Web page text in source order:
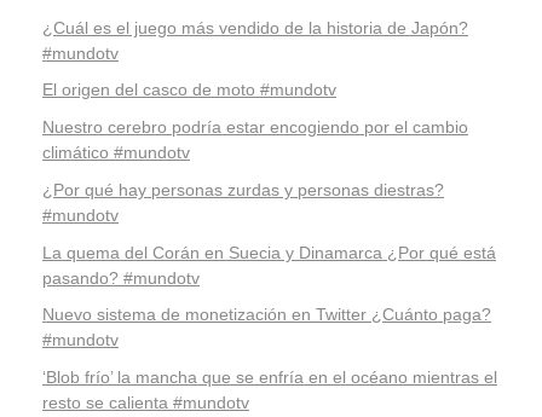
¿Cuál es el juego más vendido de la historia de Japón?
#mundotv
El origen del casco de moto #mundotv
Nuestro cerebro podría estar encogiendo por el cambio
climático #mundotv
¿Por qué hay personas zurdas y personas diestras?
#mundotv
La quema del Corán en Suecia y Dinamarca ¿Por qué está
pasando? #mundotv
Nuevo sistema de monetización en Twitter ¿Cuánto paga?
#mundotv
‘Blob frío’ la mancha que se enfría en el océano mientras el
resto se calienta #mundotv